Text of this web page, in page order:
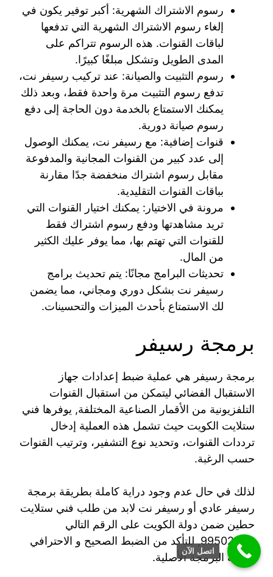
رسوم الاشتراك الشهرية: أكبر توفير يكون في
إلغاء رسوم الاشتراك الشهرية التي تدفعها
لباقات القنوات. هذه الرسوم تتراكم على
المدى الطويل وتشكل مبلغًا كبيرًا.
رسوم التثبيت والصيانة: عند تركيب رسيفر نت،
تدفع رسوم التثبيت مرة واحدة فقط، وبعد ذلك
يمكنك الاستمتاع بالخدمة دون الحاجة إلى دفع
رسوم صيانة دورية.
قنوات إضافية: مع رسيفر نت، يمكنك الوصول
إلى عدد كبير من القنوات المجانية والمدفوعة
مقابل رسوم اشتراك منخفضة جدًا مقارنة
بباقات القنوات التقليدية.
مرونة في الاختيار: يمكنك اختيار القنوات التي
تريد مشاهدتها ودفع رسوم اشتراك فقط
للقنوات التي تهتم بها، مما يوفر عليك الكثير
من المال.
تحديثات البرامج مجانًا: يتم تحديث برامج
رسيفر نت بشكل دوري ومجاني، مما يضمن
لك الاستمتاع بأحدث الميزات والتحسينات.
برمجة رسيفر
برمجة رسيفر هي عملية ضبط إعدادات جهاز
الاستقبال الفضائي ليتمكن من استقبال القنوات
التلفزيونية من الأقمار الصناعية المختلفة, يوفرها فني
ستلايت الكويت حيث تشمل هذه العملية إدخال
ترددات القنوات، وتحديد نوع التشفير، وترتيب القنوات
حسب الرغبة.
لذلك في حال عدم وجود دراية كاملة بطريقة برمجة
رسيفر عادي أو رسيفر نت لابد من طلب فني ستلايت
حطين ضمن دولة الكويت على الرقم التالي
99502524, للتأكد من الضبط الصحيح و الاحترافي
لعملية البرمجة الأصلية.
اتصل الآن